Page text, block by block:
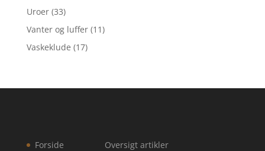
Uroer (33)
Vanter og luffer (11)
Vaskeklude (17)
Forside
Oversigt artikler